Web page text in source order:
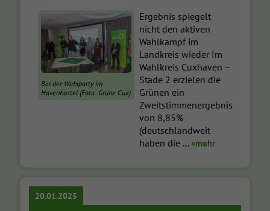
Bei der Wahlparty im
Havenhostel (Foto: Grüne Cux)
Ergebnis spiegelt
nicht den aktiven
Wahlkampf im
Landkreis wieder Im
Wahlkreis Cuxhaven –
Stade 2 erzielen die
Grünen ein
Zweitstimmenergebnis
von 8,85%
(deutschlandweit
haben die ... »mehr
20.01.2025